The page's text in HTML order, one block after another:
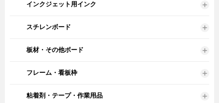
インクジェット用インク
スチレンボード
板材・その他ボード
フレーム・看板枠
粘着剤・テープ・作業用品